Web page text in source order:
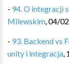
- 94. O integracji
Milewskim,04/
- 93. Backend vs
unity i integracja,